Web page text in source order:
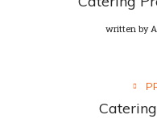
written by